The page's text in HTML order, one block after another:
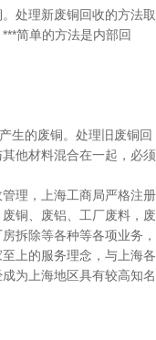
处理新废铜回收的方法取
简单的方法是内部回
生的废铜。处理旧废铜回
他材料混合在一起，必须
理，上海工商局严格注册
铜、废铝、工厂废料，废
拆除等各种等各项业务，
上的服务理念，与上海各
为上海地区具有较高知名